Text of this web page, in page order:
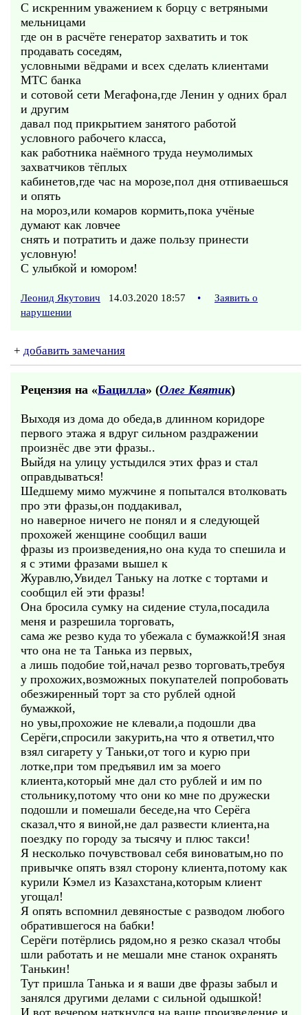
С искренним уважением к борцу с ветряными
мельницами
где он в расчёте генератор захватить и ток
продавать соседям,
условными вёдрами и всех сделать клиентами
МТС банка
и сотовой сети Мегафона,где Ленин у одних брал
и другим
давал под прикрытием занятого работой
условного рабочего класса,
как работника наёмного труда неумолимых
захватчиков тёплых
кабинетов,где час на морозе,пол дня отпиваешься
и опять
на мороз,или комаров кормить,пока учёные
думают как ловчее
снять и потратить и даже пользу принести
условную!
С улыбкой и юмором!
Леонид Якутович 14.03.2020 18:57 •
Заявить о
нарушении
+ добавить замечания
Рецензия на «Бацилла» (Олег Квятик)
Выходя из дома до обеда,в длинном коридоре
первого этажа я вдруг сильном раздражении
произнёс две эти фразы..
Выйдя на улицу устыдился этих фраз и стал
оправдываться!
Шедшему мимо мужчине я попытался втолковать
про эти фразы,он поддакивал,
но наверное ничего не понял и я следующей
прохожей женщине сообщил ваши
фразы из произведения,но она куда то спешила и
я с этими фразами вышел к
Журавлю,Увидел Таньку на лотке с тортами и
сообщил ей эти фразы!
Она бросила сумку на сидение стула,посадила
меня и разрешила торговать,
сама же резво куда то убежала с бумажкой!Я зная
что она не та Танька из первых,
а лишь подобие той,начал резво торговать,требуя
у прохожих,возможных покупателей попробовать
обезжиренный торт за сто рублей одной
бумажкой,
но увы,прохожие не клевали,а подошли два
Серёги,спросили закурить,на что я ответил,что
взял сигарету у Таньки,от того и курю при
лотке,при том предъявил им за моего
клиента,который мне дал сто рублей и им по
стольнику,потому что они ко мне по дружески
подошли и помешали беседе,на что Серёга
сказал,что я виной,не дал развести клиента,на
поездку по городу за тысячу и плюс такси!
Я несколько почувствовал себя виноватым,но по
привычке опять взял сторону клиента,потому как
курили Кэмел из Казахстана,которым клиент
угощал!
Я опять вспомнил девяностые с разводом любого
обратившегося на бабки!
Серёги потёрлись рядом,но я резко сказал чтобы
шли работать и не мешали мне станок охранять
Танькин!
Тут пришла Танька и я ваши две фразы забыл и
занялся другими делами с сильной одышкой!
И вот вечером наткнулся на ваше произведение и